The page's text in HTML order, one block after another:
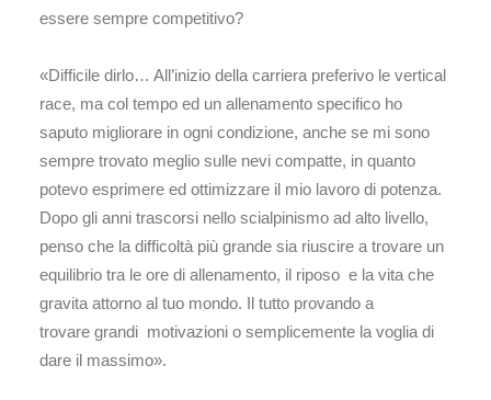
essere sempre competitivo?
«Difficile dirlo… All’inizio della carriera preferivo le vertical
race, ma col tempo ed un allenamento specifico ho
saputo migliorare in ogni condizione, anche se mi sono
sempre trovato meglio sulle nevi compatte, in quanto
potevo esprimere ed ottimizzare il mio lavoro di potenza.
Dopo gli anni trascorsi nello scialpinismo ad alto livello,
penso che la difficoltà più grande sia riuscire a trovare un
equilibrio tra le ore di allenamento, il riposo e la vita che
gravita attorno al tuo mondo. Il tutto provando a
trovare grandi motivazioni o semplicemente la voglia di
dare il massimo».